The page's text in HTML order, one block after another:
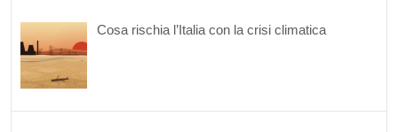
Cosa rischia l’Italia con la crisi climatica